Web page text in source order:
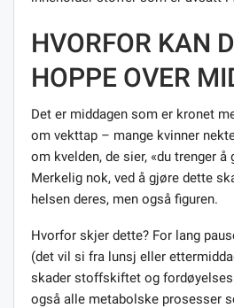
HVORFOR KAN
HOPPE OVER
Det er middagen som er kronet
om vekttap – mange kvinner
om kvelden, de sier, «du trenger å
Merkelig nok, ved å gjøre dette
helsen deres, men også figuren.
Hvorfor skjer dette? For lang
(det vil si fra lunsj eller
skader stoffskiftet og
også alle metabolske prosesser